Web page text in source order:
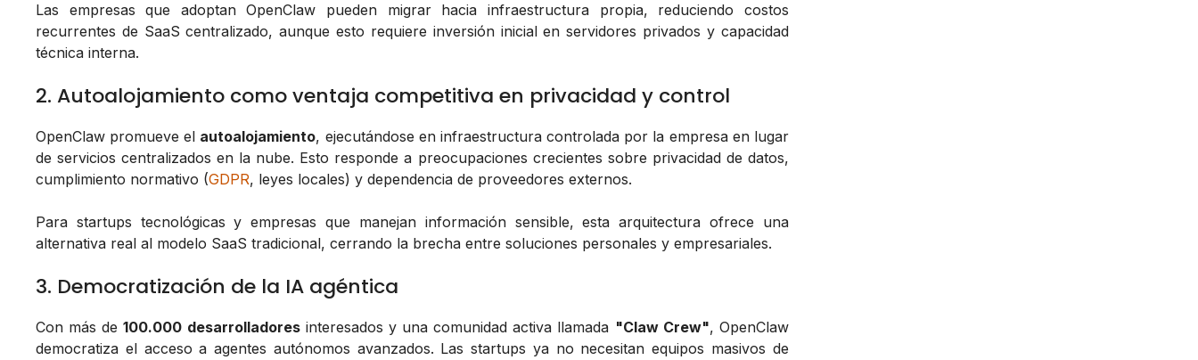
Las empresas que adoptan OpenClaw pueden migrar hacia infraestructura propia, reduciendo costos
recurrentes de SaaS centralizado, aunque esto requiere inversión inicial en servidores privados y capacidad
técnica interna.
2. Autoalojamiento como ventaja competitiva en privacidad y control
OpenClaw promueve el autoalojamiento, ejecutándose en infraestructura controlada por la empresa en lugar
de servicios centralizados en la nube. Esto responde a preocupaciones crecientes sobre privacidad de datos,
cumplimiento normativo (GDPR, leyes locales) y dependencia de proveedores externos.
Para startups tecnológicas y empresas que manejan información sensible, esta arquitectura ofrece una
alternativa real al modelo SaaS tradicional, cerrando la brecha entre soluciones personales y empresariales.
3. Democratización de la IA agéntica
Con más de100.000 desarrolladoresinteresados y una comunidad activa llamada "Claw Crew", OpenClaw
democratiza el acceso a agentes autónomos avanzados. Las startups ya no necesitan equipos masivos de